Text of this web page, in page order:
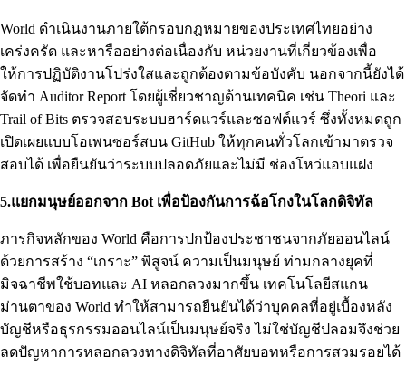
World ดำเนินงานภายใต้กรอบกฎหมายของประเทศไทยอย่าง
เคร่งครัด และหารืออย่างต่อเนื่องกับ หน่วยงานที่เกี่ยวข้องเพื่อ
ให้การปฏิบัติงานโปร่งใสและถูกต้องตามข้อบังคับ นอกจากนี้ยังได้
จัดทำ Auditor Report โดยผู้เชี่ยวชาญด้านเทคนิค เช่น Theori และ
Trail of Bits ตรวจสอบระบบฮาร์ดแวร์และซอฟต์แวร์ ซึ่งทั้งหมดถูก
เปิดเผยแบบโอเพนซอร์สบน GitHub ให้ทุกคนทั่วโลกเข้ามาตรวจ
สอบได้ เพื่อยืนยันว่าระบบปลอดภัยและไม่มี ช่องโหว่แอบแฝง
5.แยกมนุษย์ออกจาก Bot เพื่อป้องกันการฉ้อโกงในโลกดิจิทัล
ภารกิจหลักของ World คือการปกป้องประชาชนจากภัยออนไลน์
ด้วยการสร้าง “เกราะ” พิสูจน์ ความเป็นมนุษย์ ท่ามกลางยุคที่
มิจฉาชีพใช้บอทและ AI หลอกลวงมากขึ้น เทคโนโลยีสแกน
ม่านตาของ World ทำให้สามารถยืนยันได้ว่าบุคคลที่อยู่เบื้องหลัง
บัญชีหรือธุรกรรมออนไลน์เป็นมนุษย์จริง ไม่ใช่บัญชีปลอมจึงช่วย
ลดปัญหาการหลอกลวงทางดิจิทัลที่อาศัยบอทหรือการสวมรอยได้